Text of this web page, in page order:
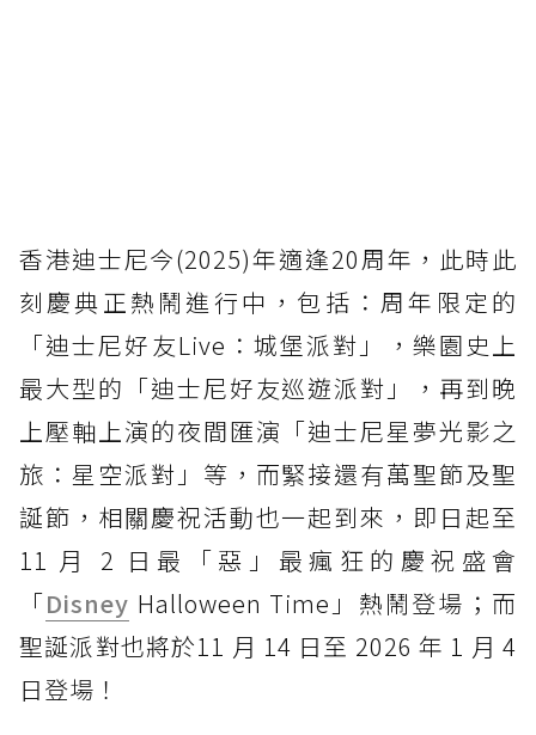
香港迪士尼今(2025)年適逢20周年，此時此
刻慶典正熱鬧進行中，包括：周年限定的
「迪士尼好友Live：城堡派對」，樂園史上
最大型的「迪士尼好友巡遊派對」，再到晚
上壓軸上演的夜間匯演「迪士尼星夢光影之
旅：星空派對」等，而緊接還有萬聖節及聖
誕節，相關慶祝活動也一起到來，即日起至
11 月 2 日最「惡」最瘋狂的慶祝盛會
「Disney Halloween Time」熱鬧登場；而
聖誕派對也將於11 月 14 日至 2026 年 1 月 4
日登場！